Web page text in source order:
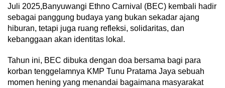
Juli 2025,Banyuwangi Ethno Carnival (BEC) kembali hadir
sebagai panggung budaya yang bukan sekadar ajang
hiburan, tetapi juga ruang refleksi, solidaritas, dan
kebanggaan akan identitas lokal.
Tahun ini, BEC dibuka dengan doa bersama bagi para
korban tenggelamnya KMP Tunu Pratama Jaya sebuah
momen hening yang menandai bagaimana masyarakat